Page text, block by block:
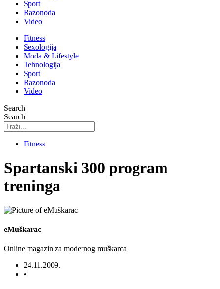
Sport
Razonoda
Video
Fitness
Sexologija
Moda & Lifestyle
Tehnologija
Sport
Razonoda
Video
Search
Search
Fitness
Spartanski 300 program
treninga
eMuškarac
Online magazin za modernog muškarca
24.11.2009.
•